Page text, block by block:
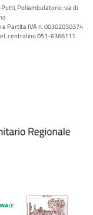
Poliambulatorio: via di
e Partita IVA n. 00302030374
centralino 051-6366111